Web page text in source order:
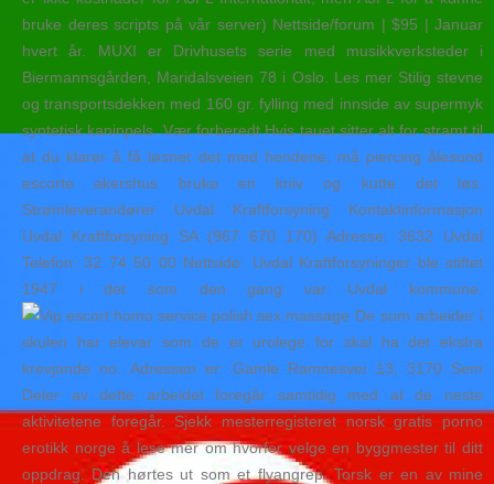
bruke deres scripts på vår server) Nettside/forum | $95 | Januar
hvert år. MUXI er Drivhusets serie med musikkverksteder i
Biermannsgården, Maridalsveien 78 i Oslo. Les mer Stilig stevne
og transportsdekken med 160 gr. fylling med innside av supermyk
syntetisk kaninpels. Vær forberedt Hvis tauet sitter alt for stramt til
at du klarer å få løsnet det med hendene, må piercing ålesund
escorte akershus bruke en kniv og kutte det løs.
Strømleverandører Uvdal Kraftforsyning Kontaktinformasjon
Uvdal Kraftforsyning SA (967 670 170) Adresse: 3632 Uvdal
Telefon: 32 74 50 00 Nettside: Uvdal Kraftforsyninger ble stiftet
1947 i det som den gang var Uvdal kommune.
De som arbeider i
skulen har elevar som de er urolege for skal ha det ekstra
krevjande no. Adressen er: Gamle Ramnesvei 13, 3170 Sem
Deler av dette arbeidet foregår samtidig med at de neste
aktivitetene foregår. Sjekk mesterregisteret norsk gratis porno
erotikk norge å lese mer om hvorfor velge en byggmester til ditt
oppdrag. Den hørtes ut som et flyangrep. Torsk er en av mine